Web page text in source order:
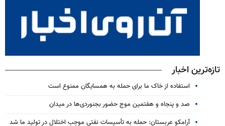
تازه‌ترین اخبار
استفاده از خاک ما برای حمله به همسایگان ممنوع است
صد و پنجاه و هفتمین موج حضور بجنوردی‌ها در میدان
آرامکو عربستان: حمله به تأسیسات نفتی موجب اختلال در تولید ما شد